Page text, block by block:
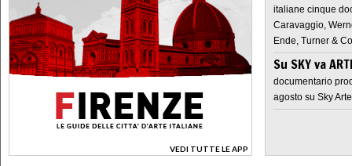
VEDI TUTTE LE APP
>
italiane cinque
Caravaggio,
Ende, Turner &
Su SKY va
documentario
agosto su Sky Arte